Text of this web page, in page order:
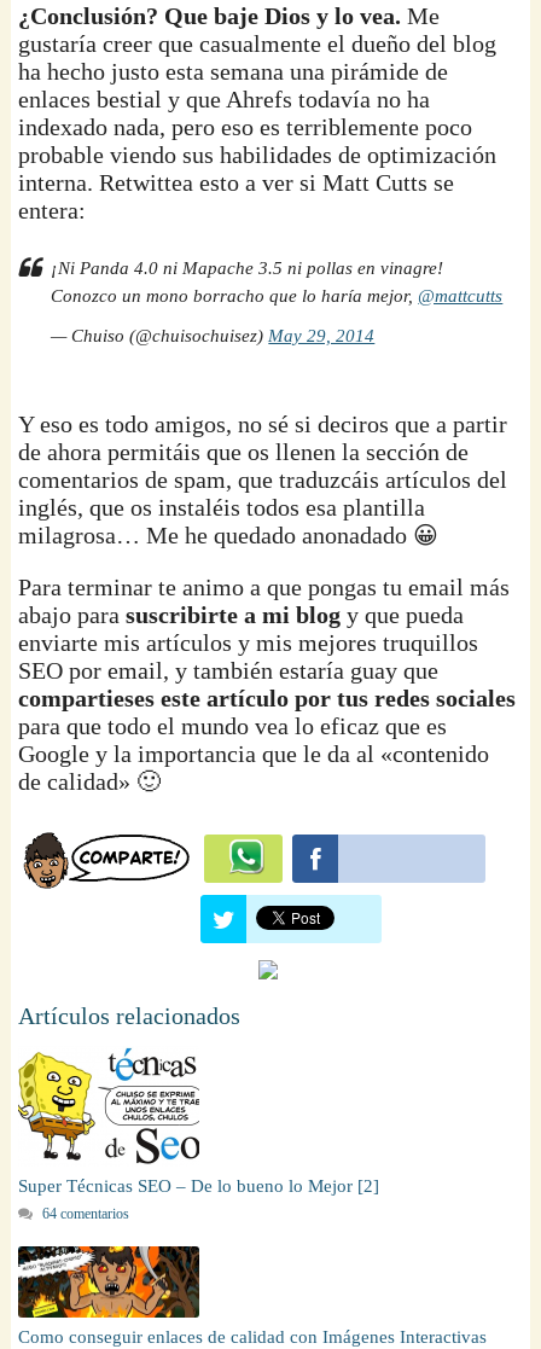
¿Conclusión? Que baje Dios y lo vea. Me
gustaría creer que casualmente el dueño del blog
ha hecho justo esta semana una pirámide de
enlaces bestial y que Ahrefs todavía no ha
indexado nada, pero eso es terriblemente poco
probable viendo sus habilidades de optimización
interna. Retwittea esto a ver si Matt Cutts se
entera:
¡Ni Panda 4.0 ni Mapache 3.5 ni pollas en vinagre!
Conozco un mono borracho que lo haría mejor, @mattcutts
— Chuiso (@chuisochuisez) May 29, 2014
Y eso es todo amigos, no sé si deciros que a partir
de ahora permitáis que os llenen la sección de
comentarios de spam, que traduzcáis artículos del
inglés, que os instaléis todos esa plantilla
milagrosa… Me he quedado anonadado 😀
Para terminar te animo a que pongas tu email más
abajo parasuscribirte a mi blog y que pueda
enviarte mis artículos y mis mejores truquillos
SEO por email, y también estaría guay que
compartieses este artículo por tus redes sociales
para que todo el mundo vea lo eficaz que es
Google y la importancia que le da al «contenido
de calidad» 🙂
Artículos relacionados
Super Técnicas SEO – De lo bueno lo Mejor [2]
64 comentarios
Como conseguir enlaces de calidad con Imágenes Interactivas